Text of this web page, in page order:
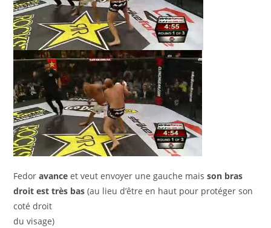
Fedoravance et veut envoyer une gauche maisson bras
droit est très bas(au lieu d’être en haut pour protéger son
coté droit
du visage)